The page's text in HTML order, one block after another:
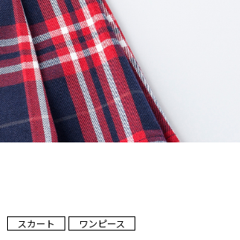
スカート ワンピース